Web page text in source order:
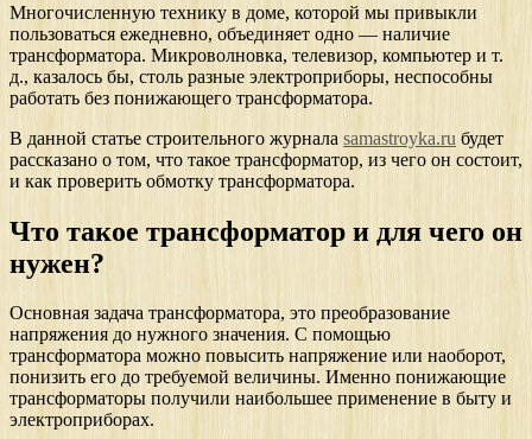
Многочисленную технику в доме, которой мы привыкли
пользоваться ежедневно, объединяет одно — наличие
трансформатора. Микроволновка, телевизор, компьютер и т.
д., казалось бы, столь разные электроприборы, неспособны
работать без понижающего трансформатора.
В данной статье строительного журнала samastroyka.ru будет
рассказано о том, что такое трансформатор, из чего он состоит,
и как проверить обмотку трансформатора.
Что такое трансформатор и для чего он
нужен?
Основная задача трансформатора, это преобразование
напряжения до нужного значения. С помощью
трансформатора можно повысить напряжение или наоборот,
понизить его до требуемой величины. Именно понижающие
трансформаторы получили наибольшее применение в быту и
электроприборах.